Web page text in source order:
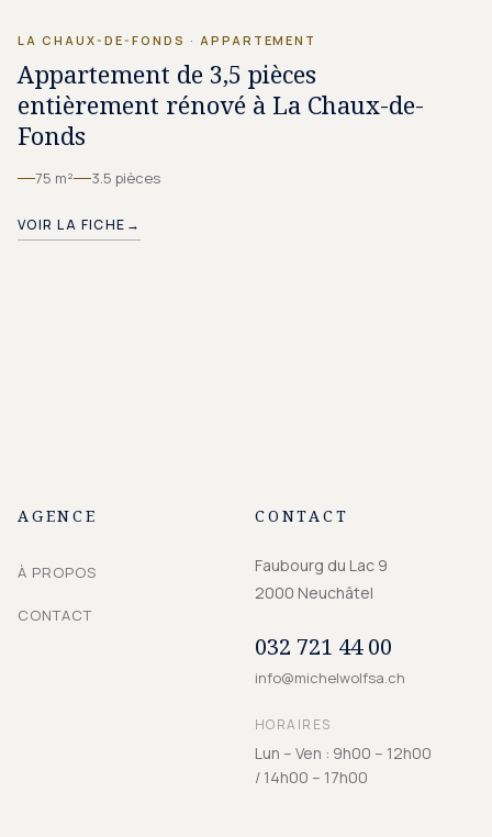
LA CHAUX-DE-FONDS · APPARTEMENT
Appartement de 3,5 pièces
entièrement rénové à La Chaux-de-
Fonds
75 m² 3.5 pièces
VOIR LA FICHE →
AGENCE
À PROPOS
CONTACT
CONTACT
Faubourg du Lac 9
2000 Neuchâtel
032 721 44 00
info@michelwolfsa.ch
HORAIRES
Lun – Ven : 9h00 – 12h00
/ 14h00 – 17h00